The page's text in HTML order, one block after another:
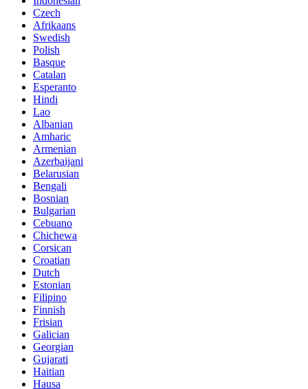
Czech
Afrikaans
Swedish
Polish
Basque
Catalan
Esperanto
Hindi
Lao
Albanian
Amharic
Armenian
Azerbaijani
Belarusian
Bengali
Bosnian
Bulgarian
Cebuano
Chichewa
Corsican
Croatian
Dutch
Estonian
Filipino
Finnish
Frisian
Galician
Georgian
Gujarati
Haitian
Hausa